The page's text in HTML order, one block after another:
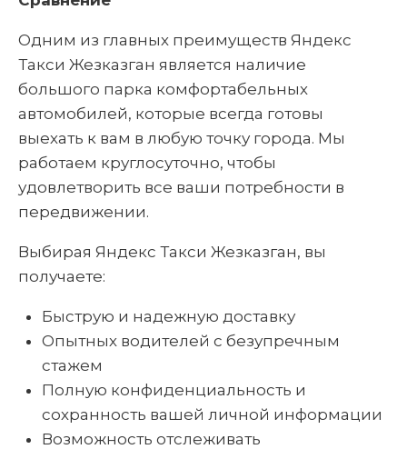
Одним из главных преимуществ Яндекс
Такси Жезказган является наличие
большого парка комфортабельных
автомобилей, которые всегда готовы
выехать к вам в любую точку города. Мы
работаем круглосуточно, чтобы
удовлетворить все ваши потребности в
передвижении.
Выбирая Яндекс Такси Жезказган, вы
получаете:
Быструю и надежную доставку
Опытных водителей с безупречным
стажем
Полную конфиденциальность и
сохранность вашей личной информации
Возможность отслеживать